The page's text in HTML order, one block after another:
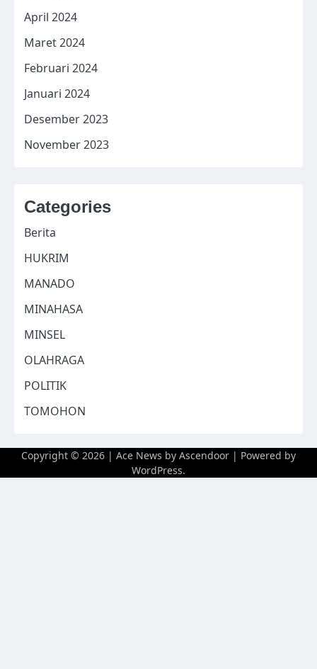
April 2024
Maret 2024
Februari 2024
Januari 2024
Desember 2023
November 2023
Categories
Berita
HUKRIM
MANADO
MINAHASA
MINSEL
OLAHRAGA
POLITIK
TOMOHON
Copyright © 2026 | Ace News by Ascendoor | Powered by
WordPress.